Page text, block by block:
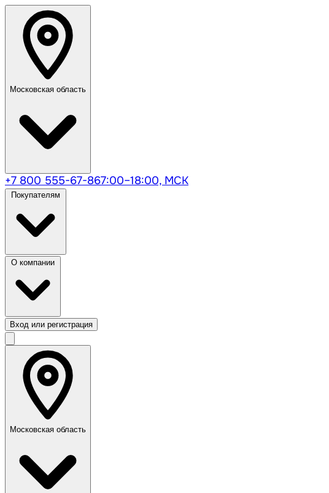
Московская область
+7 800 555-67-867:00–18:00, МСК
Вход или регистрация
Московская область